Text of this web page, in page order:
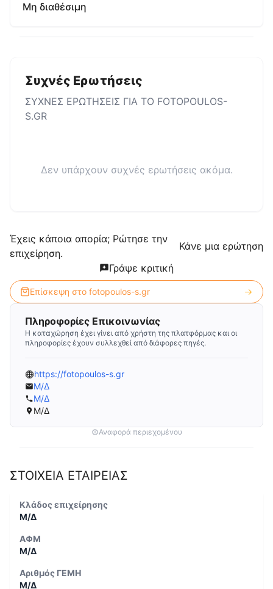
Μη διαθέσιμη
Συχνές Ερωτήσεις
ΣΥΧΝΕΣ ΕΡΩΤΗΣΕΙΣ ΓΙΑ ΤΟ FOTOPOULOS-
S.GR
Δεν υπάρχουν συχνές ερωτήσεις ακόμα.
Έχεις κάποια απορία; Ρώτησε την
επιχείρηση.
Κάνε μια ερώτηση
Γράψε κριτική
Επίσκεψη στο fotopoulos-s.gr
Πληροφορίες Επικοινωνίας
Η καταχώρηση έχει γίνει από χρήστη της πλατφόρμας και οι
πληροφορίες έχουν συλλεχθεί από διάφορες πηγές.
https://fotopoulos-s.gr
Μ/Δ
Μ/Δ
Μ/Δ
Αναφορά περιεχομένου
ΣΤΟΙΧΕΙΑ ΕΤΑΙΡΕΙΑΣ
Κλάδος επιχείρησης
Μ/Δ
ΑΦΜ
Μ/Δ
Αριθμός ΓΕΜΗ
Μ/Δ